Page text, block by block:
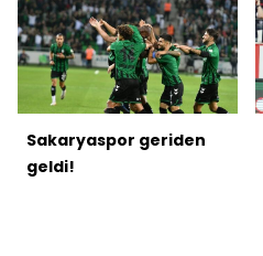
Sakaryaspor geriden
geldi!